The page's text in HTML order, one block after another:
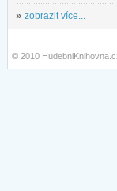
» zobrazit více...
© 2010